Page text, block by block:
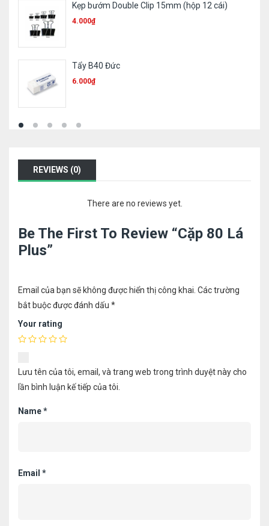
Sổ KT tổng hợp 120TR
12.000
File đục lỗ King Jim A4- 9cm
58.000
REVIEWS (0)
There are no reviews yet.
Be The First To Review “Cặp 80 Lá
Plus”
Email của bạn sẽ không được hiển thị công khai. Các trường
bắt buộc được đánh dấu *
Your rating
Lưu tên của tôi, email, và trang web trong trình duyệt này cho
lần bình luận kế tiếp của tôi.
Name*
Email *